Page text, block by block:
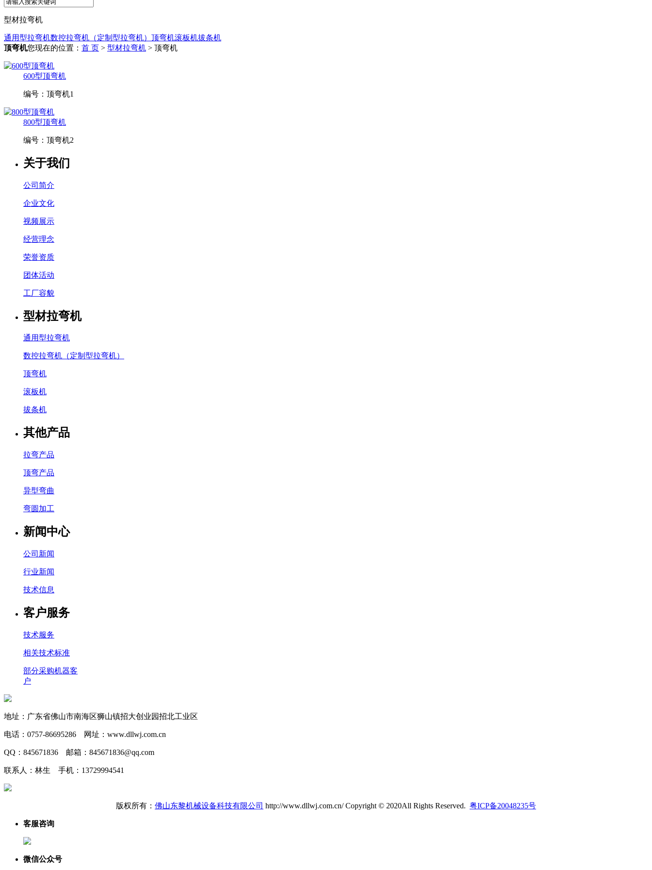
型材拉弯机
通用型拉弯机数控拉弯机（定制型拉弯机） 顶弯机滚板机拔条机
顶弯机您现在的位置： 首 页 > 型材拉弯机 > 顶弯机
600型顶弯机
编号： 顶弯机1
800型顶弯机
编号： 顶弯机2
关于我们
公司简介
企业文化
视频展示
经营理念
荣誉资质
团体活动
工厂容貌
型材拉弯机
通用型拉弯机
数控拉弯机（定制型拉弯机）
顶弯机
滚板机
拔条机
其他产品
拉弯产品
顶弯产品
异型弯曲
弯圆加工
新闻中心
公司新闻
行业新闻
技术信息
客户服务
技术服务
相关技术标准
部分采购机器客
户
地址：广东省佛山市南海区狮山镇招大创业园招北工业区
电话：0757-86695286 网址：www.dllwj.com.cn
QQ：845671836 邮箱：845671836@qq.com
联系人：林生 手机：13729994541
版权所有： 佛山东黎机械设备科技有限公司 http://www.dllwj.com.cn/ Copyright © 2020All Rights Reserved. 粤ICP备20048235号
客服咨询
微信公众号